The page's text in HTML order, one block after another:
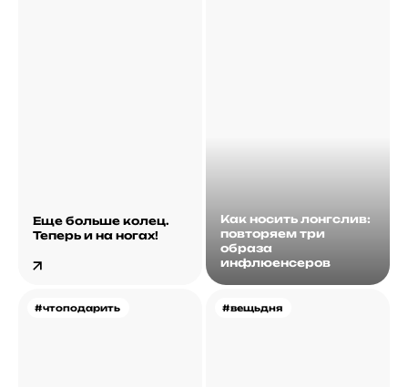
Еще больше колец.
Теперь и на ногах!
Как носить лонгслив:
повторяем три
образа
инфлюенсеров
#чтоподарить #вещьдня